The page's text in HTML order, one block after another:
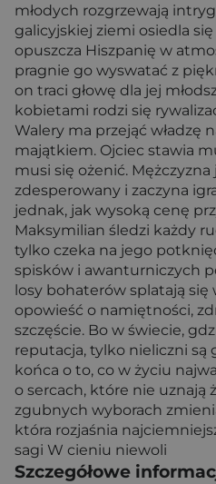
młodych rozgrzewają
galicyjskiej ziemi osiedla
opuszcza Hiszpanię w
pragnie go wyswatać z
on traci głowę dla jej
kobietami rodzi się
Walery ma przejąć władzę
majątkiem. Ojciec stawia
musi się ożenić.
zdesperowany i zaczyna
jednak, jak wysoką cenę
Maksymilian śledzi każdy
tylko czeka na jego
spisków i awanturniczych
losy bohaterów splatają się
opowieść o namiętności,
szczęście. Bo w świecie,
reputacja, tylko nieliczni są
końca o to, co w życiu
o sercach, które nie uznają
zgubnych wyborach
która rozjaśnia
sagi W cieniu niewoli
Szczegółowe